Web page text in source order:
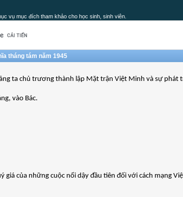
vụ mục đích tham khảo cho học sinh, sinh viên.
tháng tám năm 1945
ta chủ trương thành lập Mặt trận Việt Minh và sự phát
vào Bác.
của những cuộc nổi dậy đầu tiên đối với cách mạng